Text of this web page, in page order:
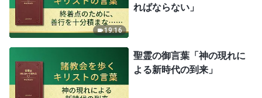
19:16
ればならない」
聖霊の御言葉「神の現れに
よる新時代の到来」